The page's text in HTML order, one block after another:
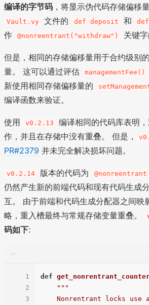
编译的字节码 ，将显示伪代码存储偏移
Vault.vy 文件的 def deposit 和
作
@nonreentrant("withdraw") 关键字
但是，相同的存储偏移量用于合约级别的
量。 这可以通过评估
managementFee()
新使用相同存储偏移量的
编译函数来验证。
使用 v0.2.13
编译相同的代码库表明
作，并且在存储中没有重叠。 但是，
PR#2379 并未完全解决损坏问题。
v0.2.14 版本的代码为 @nonreentrant
仍然产生新的前端代码和现有代码生成
互。 由于前端和代码生成分配器之间映
略，重入槽最终与常规存储变量重叠。
码如下:
1
2
3
def
"""